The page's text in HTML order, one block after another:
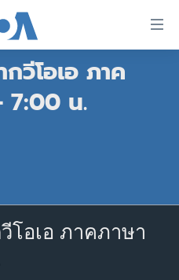
วีโอเอ ภาค
7:00 น.
โอเอ ภาคภาษา